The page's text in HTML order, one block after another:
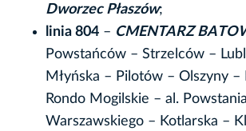
Dworzec Płaszów;
linia 804 – CMENTARZ
Powstańców – Strzelców –
Młyńska – Pilotów – Olszyny
Rondo Mogilskie – al. Powstania
Warszawskiego – Kotlarska –